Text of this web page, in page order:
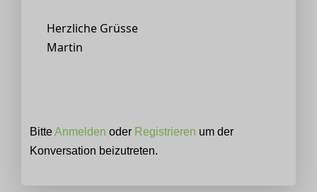
Herzliche Grüsse
Martin
BitteAnmelden oder Registrieren um der
Konversation beizutreten.